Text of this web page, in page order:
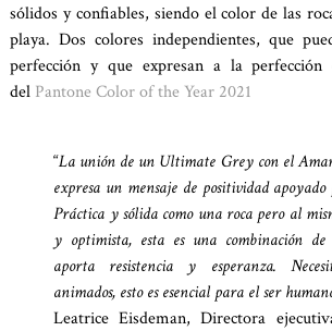
sólidos y confiables, siendo el color de las
playa. Dos colores independientes, que
perfeccióny que expresan a la
del Pantone Color of the Year 2021
“La unión de un Ultimate Grey con el
expresa un mensaje de positividad
Práctica y sólida como una roca pero al
y optimista, esta es una combinación de
aporta resistencia y esperanza.
animados, esto es esencial para el ser
Leatrice Eisdeman, Directora